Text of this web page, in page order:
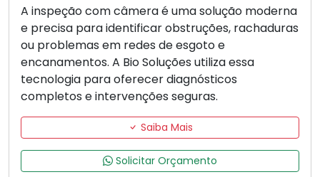
A inspeção com câmera é uma solução moderna
e precisa para identificar obstruções, rachaduras
ou problemas em redes de esgoto e
encanamentos. A Bio Soluções utiliza essa
tecnologia para oferecer diagnósticos
completos e intervenções seguras.
Saiba Mais
Solicitar Orçamento